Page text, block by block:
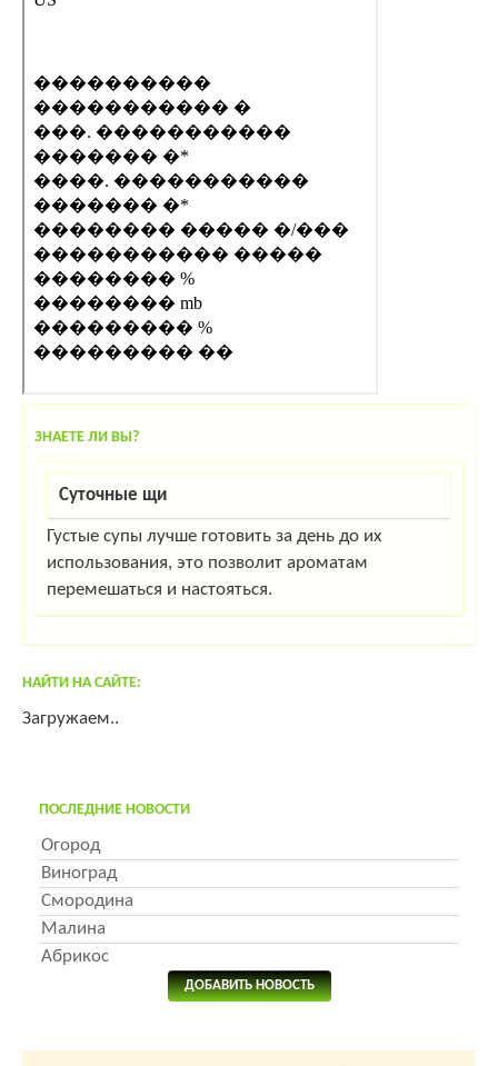
ЗНАЕТЕ ЛИ ВЫ?
Суточные щи
Густые супы лучше готовить за день до их
использования, это позволит ароматам
перемешаться и настояться.
НАЙТИ НА САЙТЕ:
Загружаем..
ПОСЛЕДНИЕ НОВОСТИ
Огород
Виноград
Смородина
Малина
Абрикос
ДОБАВИТЬ НОВОСТЬ